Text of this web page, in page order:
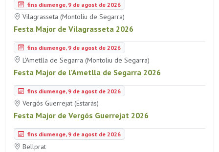
fins diumenge, 9 de agost de 2026
Vilagrasseta (Montoliu de Segarra)
Festa Major de Vilagrasseta 2026
fins diumenge, 9 de agost de 2026
L'Ametlla de Segarra (Montoliu de Segarra)
Festa Major de l'Ametlla de Segarra 2026
fins diumenge, 9 de agost de 2026
Vergós Guerrejat (Estaràs)
Festa Major de Vergós Guerrejat 2026
fins diumenge, 9 de agost de 2026
Bellprat